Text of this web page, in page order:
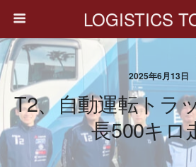
LOGISTICS
2025年6月13日
T2、自動運転トラ
長500キロ